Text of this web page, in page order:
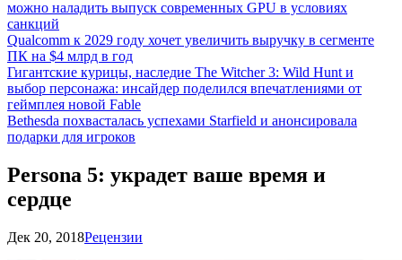
можно наладить выпуск современных GPU в условиях
санкций
Qualcomm к 2029 году хочет увеличить выручку в сегменте
ПК на $4 млрд в год
Гигантские курицы, наследие The Witcher 3: Wild Hunt и
выбор персонажа: инсайдер поделился впечатлениями от
геймплея новой Fable
Bethesda похвасталась успехами Starfield и анонсировала
подарки для игроков
Persona 5: украдет ваше время и
сердце
Дек 20, 2018Рецензии